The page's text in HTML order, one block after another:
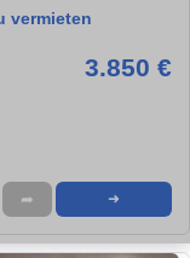
vermieten
3.850 €
➦ ➜